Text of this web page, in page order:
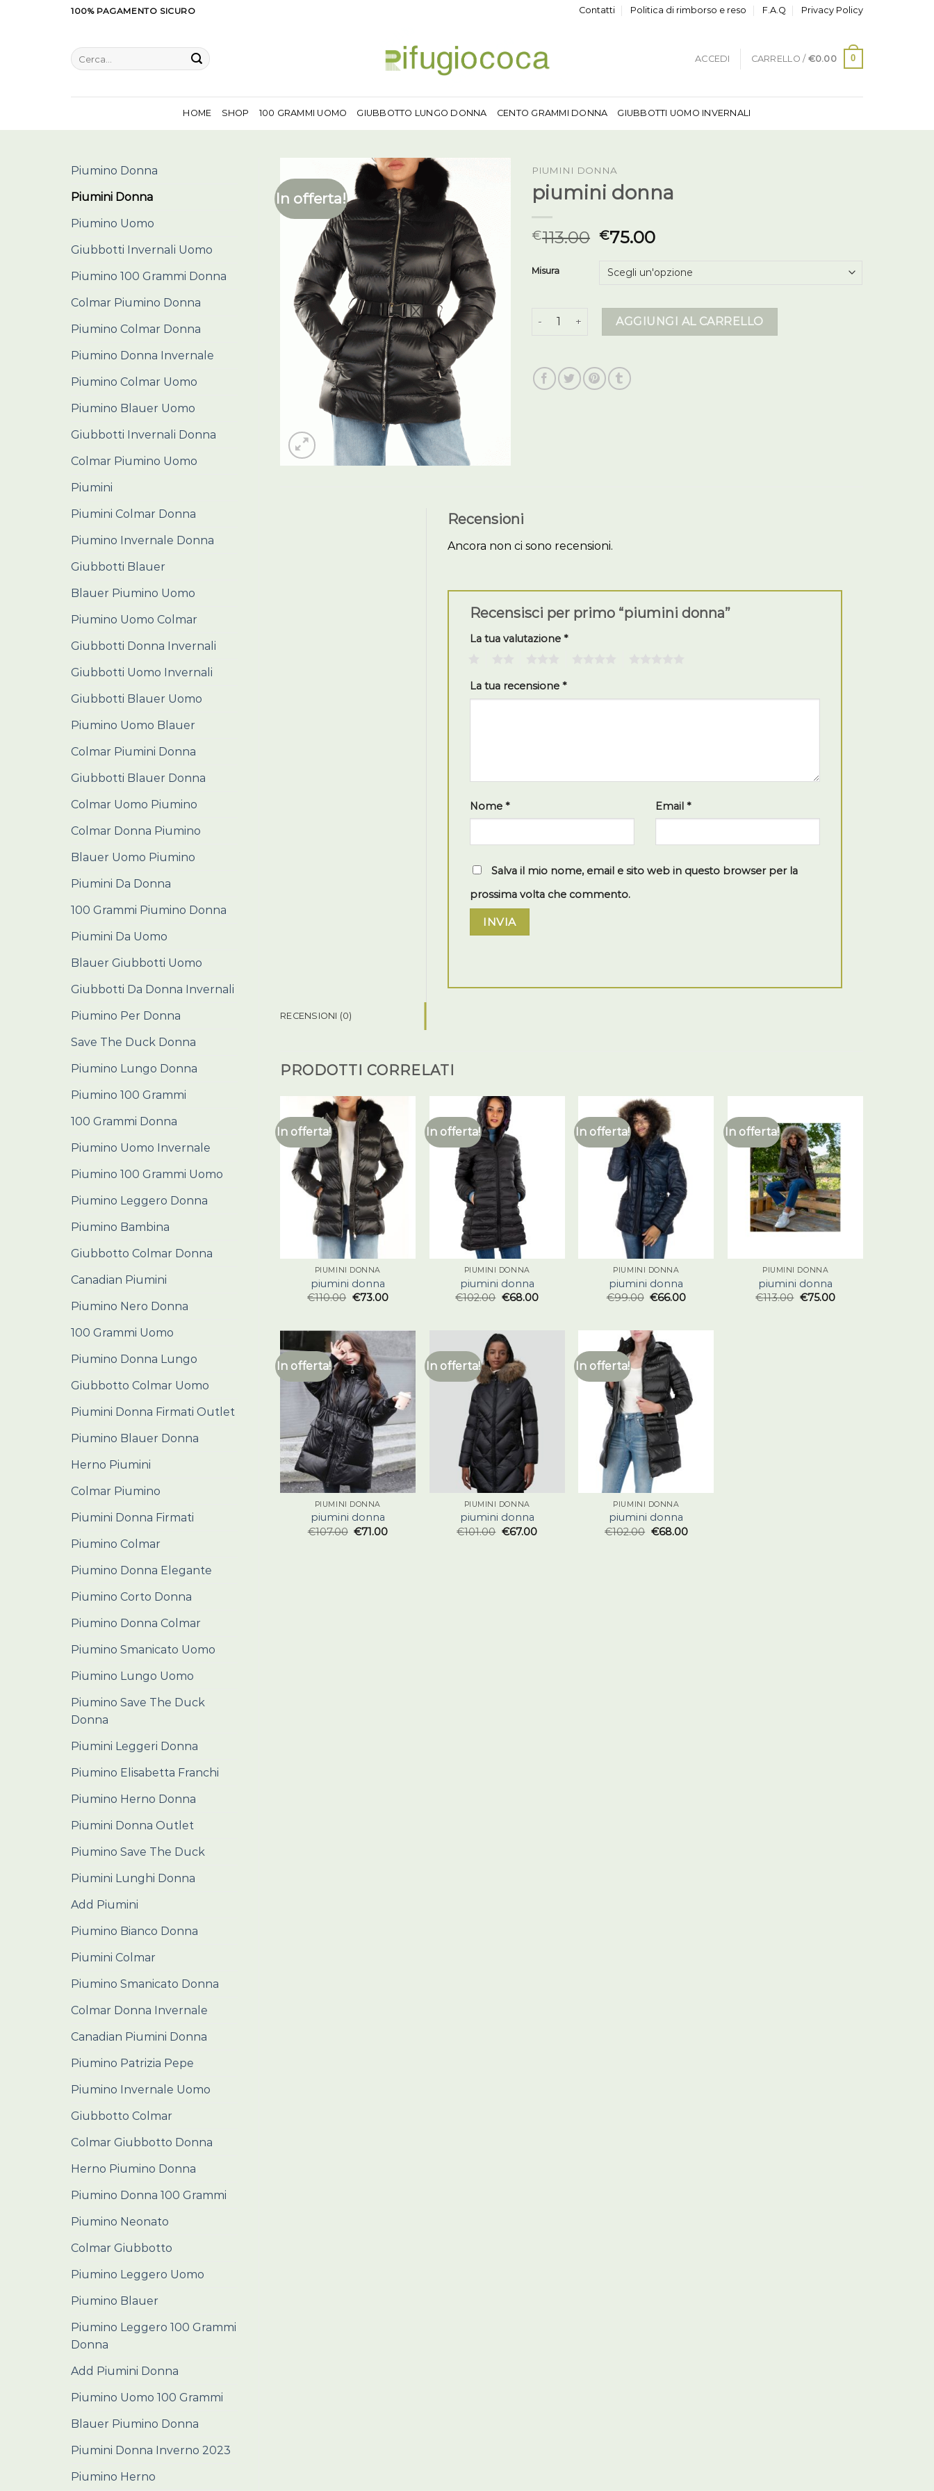
100% PAGAMENTO SICURO Contatti Politica di rimborso e reso F.A.Q Privacy Policy
Cerca:
ACCEDI CARRELLO / €0.00 0
HOME SHOP 100 GRAMMI UOMO GIUBBOTTO LUNGO DONNA CENTO GRAMMI DONNA GIUBBOTTI UOMO INVERNALI
Piumino Donna
Piumini Donna
Piumino Uomo
Giubbotti Invernali Uomo
Piumino 100 Grammi Donna
Colmar Piumino Donna
Piumino Colmar Donna
Piumino Donna Invernale
Piumino Colmar Uomo
Piumino Blauer Uomo
Giubbotti Invernali Donna
Colmar Piumino Uomo
Piumini
Piumini Colmar Donna
Piumino Invernale Donna
Giubbotti Blauer
Blauer Piumino Uomo
Piumino Uomo Colmar
Giubbotti Donna Invernali
Giubbotti Uomo Invernali
Giubbotti Blauer Uomo
Piumino Uomo Blauer
Colmar Piumini Donna
Giubbotti Blauer Donna
Colmar Uomo Piumino
Colmar Donna Piumino
Blauer Uomo Piumino
Piumini Da Donna
100 Grammi Piumino Donna
Piumini Da Uomo
Blauer Giubbotti Uomo
Giubbotti Da Donna Invernali
Piumino Per Donna
Save The Duck Donna
Piumino Lungo Donna
Piumino 100 Grammi
100 Grammi Donna
Piumino Uomo Invernale
Piumino 100 Grammi Uomo
Piumino Leggero Donna
Piumino Bambina
Giubbotto Colmar Donna
Canadian Piumini
Piumino Nero Donna
100 Grammi Uomo
Piumino Donna Lungo
Giubbotto Colmar Uomo
Piumini Donna Firmati Outlet
Piumino Blauer Donna
Herno Piumini
Colmar Piumino
Piumini Donna Firmati
Piumino Colmar
Piumino Donna Elegante
Piumino Corto Donna
Piumino Donna Colmar
Piumino Smanicato Uomo
Piumino Lungo Uomo
Piumino Save The Duck
Donna
Piumini Leggeri Donna
Piumino Elisabetta Franchi
Piumino Herno Donna
Piumini Donna Outlet
Piumino Save The Duck
Piumini Lunghi Donna
Add Piumini
Piumino Bianco Donna
Piumini Colmar
Piumino Smanicato Donna
Colmar Donna Invernale
Canadian Piumini Donna
Piumino Patrizia Pepe
Piumino Invernale Uomo
Giubbotto Colmar
Colmar Giubbotto Donna
Herno Piumino Donna
Piumino Donna 100 Grammi
Piumino Neonato
Colmar Giubbotto
Piumino Leggero Uomo
Piumino Blauer
Piumino Leggero 100 Grammi
Donna
Add Piumini Donna
Piumino Uomo 100 Grammi
Blauer Piumino Donna
Piumini Donna Inverno 2023
Piumino Herno
In offerta!
PIUMINI DONNA
piumini donna
€113.00 €75.00
Misura
piumini donna quantitàAGGIUNGI AL CARRELLO
RECENSIONI (0)
Recensioni
Ancora non ci sono recensioni.
Recensisci per primo “piumini donna”
La tua valutazione *
La tua recensione *
Nome * Email *
Salva il mio nome, email e sito web in questo browser per la
prossima volta che commento.
PRODOTTI CORRELATI
In offerta!
PIUMINI DONNA
piumini donna
€110.00 €73.00
In offerta!
PIUMINI DONNA
piumini donna
€102.00 €68.00
In offerta!
PIUMINI DONNA
piumini donna
€99.00 €66.00
In offerta!
PIUMINI DONNA
piumini donna
€113.00 €75.00
In offerta!
PIUMINI DONNA
piumini donna
€107.00 €71.00
In offerta!
PIUMINI DONNA
piumini donna
€101.00 €67.00
In offerta!
PIUMINI DONNA
piumini donna
€102.00 €68.00